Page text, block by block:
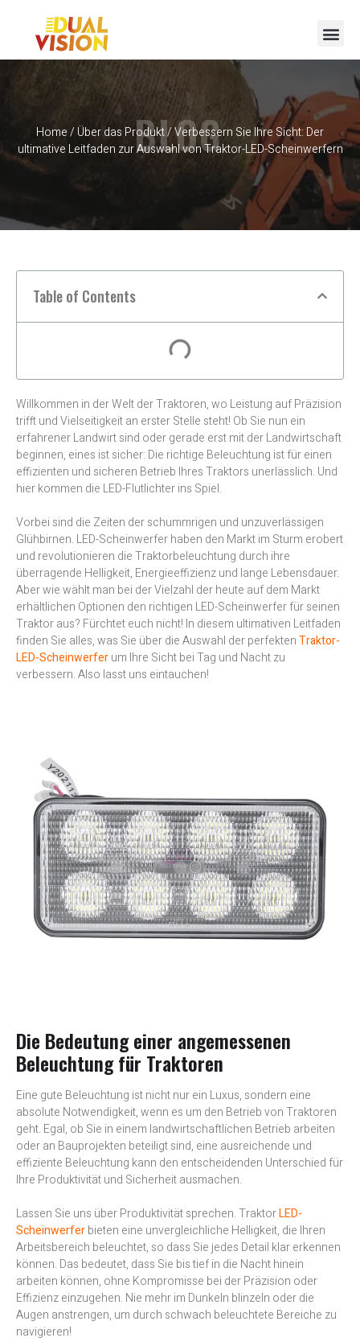
Home/ Über das Produkt/ Verbessern Sie Ihre Sicht: Der
ultimative Leitfaden zur Auswahl von Traktor-LED-Scheinwerfern
BLOG
Table of Contents
Willkommen in der Welt der Traktoren, wo Leistung auf Präzision
trifft und Vielseitigkeit an erster Stelle steht! Ob Sie nun ein
erfahrener Landwirt sind oder gerade erst mit der Landwirtschaft
beginnen, eines ist sicher: Die richtige Beleuchtung ist für einen
effizienten und sicheren Betrieb Ihres Traktors unerlässlich. Und
hier kommen die LED-Flutlichter ins Spiel.
Vorbei sind die Zeiten der schummrigen und unzuverlässigen
Glühbirnen. LED-Scheinwerfer haben den Markt im Sturm erobert
und revolutionieren die Traktorbeleuchtung durch ihre
überragende Helligkeit, Energieeffizienz und lange Lebensdauer.
Aber wie wählt man bei der Vielzahl der heute auf dem Markt
erhältlichen Optionen den richtigen LED-Scheinwerfer für seinen
Traktor aus? Fürchtet euch nicht! In diesem ultimativen Leitfaden
finden Sie alles, was Sie über die Auswahl der perfektenTraktor-
LED-Scheinwerferum Ihre Sicht bei Tag und Nacht zu
verbessern. Also lasst uns eintauchen!
Die Bedeutung einer angemessenen
Beleuchtung für Traktoren
Eine gute Beleuchtung ist nicht nur ein Luxus, sondern eine
absolute Notwendigkeit, wenn es um den Betrieb von Traktoren
geht. Egal, ob Sie in einem landwirtschaftlichen Betrieb arbeiten
oder an Bauprojekten beteiligt sind, eine ausreichende und
effiziente Beleuchtung kann den entscheidenden Unterschied für
Ihre Produktivität und Sicherheit ausmachen.
Lassen Sie uns über Produktivität sprechen. TraktorLED-
Scheinwerferbieten eine unvergleichliche Helligkeit, die Ihren
Arbeitsbereich beleuchtet, so dass Sie jedes Detail klar erkennen
können. Das bedeutet, dass Sie bis tief in die Nacht hinein
arbeiten können, ohne Kompromisse bei der Präzision oder
Effizienz einzugehen. Nie mehr im Dunkeln blinzeln oder die
Augen anstrengen, um durch schwach beleuchtete Bereiche zu
navigieren!